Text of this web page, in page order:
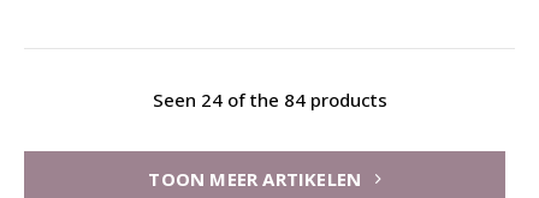
Seen 24 of the 84 products
TOON MEER ARTIKELEN